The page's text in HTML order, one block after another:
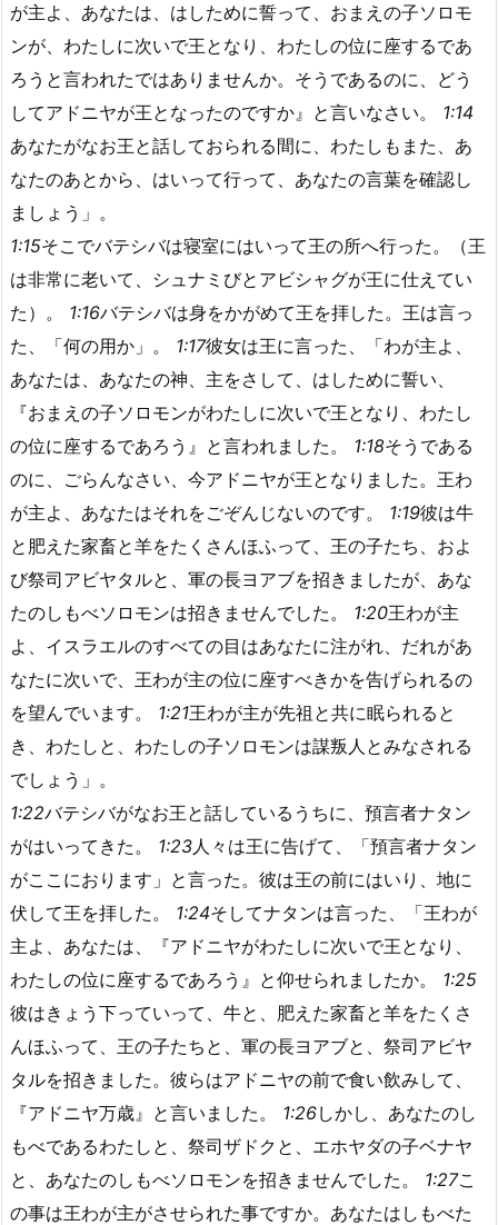
が主よ、あなたは、はしために誓って、おまえの子ソロモ
ンが、わたしに次いで王となり、わたしの位に座するであ
ろうと言われたではありませんか。そうであるのに、どう
してアドニヤが王となったのですか』と言いなさい。 1:14
あなたがなお王と話しておられる間に、わたしもまた、あ
なたのあとから、はいって行って、あなたの言葉を確認し
ましょう」。
1:15そこでバテシバは寝室にはいって王の所へ行った。（王
は非常に老いて、シュナミびとアビシャグが王に仕えてい
た）。 1:16バテシバは身をかがめて王を拝した。王は言っ
た、「何の用か」。 1:17彼女は王に言った、「わが主よ、
あなたは、あなたの神、主をさして、はしために誓い、
『おまえの子ソロモンがわたしに次いで王となり、わたし
の位に座するであろう』と言われました。 1:18そうである
のに、ごらんなさい、今アドニヤが王となりました。王わ
が主よ、あなたはそれをごぞんじないのです。 1:19彼は牛
と肥えた家畜と羊をたくさんほふって、王の子たち、およ
び祭司アビヤタルと、軍の長ヨアブを招きましたが、あな
たのしもべソロモンは招きませんでした。 1:20王わが主
よ、イスラエルのすべての目はあなたに注がれ、だれがあ
なたに次いで、王わが主の位に座すべきかを告げられるの
を望んでいます。 1:21王わが主が先祖と共に眠られると
き、わたしと、わたしの子ソロモンは謀叛人とみなされる
でしょう」。
1:22バテシバがなお王と話しているうちに、預言者ナタン
がはいってきた。 1:23人々は王に告げて、「預言者ナタン
がここにおります」と言った。彼は王の前にはいり、地に
伏して王を拝した。 1:24そしてナタンは言った、「王わが
主よ、あなたは、『アドニヤがわたしに次いで王となり、
わたしの位に座するであろう』と仰せられましたか。 1:25
彼はきょう下っていって、牛と、肥えた家畜と羊をたくさ
んほふって、王の子たちと、軍の長ヨアブと、祭司アビヤ
タルを招きました。彼らはアドニヤの前で食い飲みして、
『アドニヤ万歳』と言いました。 1:26しかし、あなたのし
もべであるわたしと、祭司ザドクと、エホヤダの子ベナヤ
と、あなたのしもべソロモンを招きませんでした。 1:27こ
の事は王わが主がさせられた事ですか。あなたはしもべた